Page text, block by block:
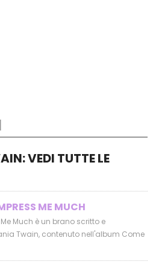
VEDI TUTTE LE
ME MUCH
Much è un brano scritto e
Twain, contenuto nell'album Come